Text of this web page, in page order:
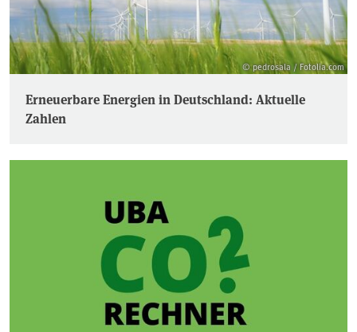
© pedrosala / Fotolia.com
Erneuerbare Energien in Deutschland: Aktuelle
Zahlen